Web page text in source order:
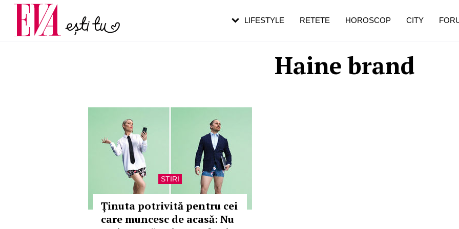
Haine brand
STIRI
Ținuta potrivită pentru cei
care muncesc de acasă: Nu
LIFESTYLE RETETE HOROSCOP CITY
Carieră
Actualitate
pe măsură ce înaintezi în vârstă
de dureroasă este investigația